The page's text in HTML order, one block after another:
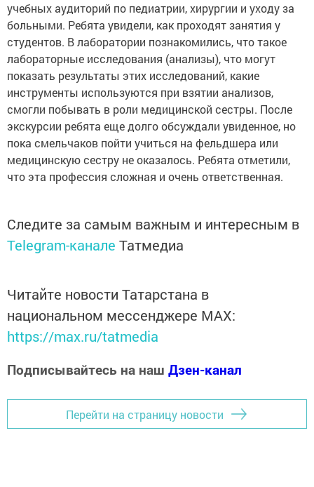
учебных аудиторий по педиатрии, хирургии и уходу за
больными. Ребята увидели, как проходят занятия у
студентов. В лаборатории познакомились, что такое
лабораторные исследования (анализы), что могут
показать результаты этих исследований, какие
инструменты используются при взятии анализов,
смогли побывать в роли медицинской сестры. После
экскурсии ребята еще долго обсуждали увиденное, но
пока смельчаков пойти учиться на фельдшера или
медицинскую сестру не оказалось. Ребята отметили,
что эта профессия сложная и очень ответственная.
Следите за самым важным и интересным в
Telegram-канале Татмедиа
Читайте новости Татарстана в
национальном мессенджере MАХ:
https://max.ru/tatmedia
Подписывайтесь на наш Дзен-канал
Перейти на страницу новости